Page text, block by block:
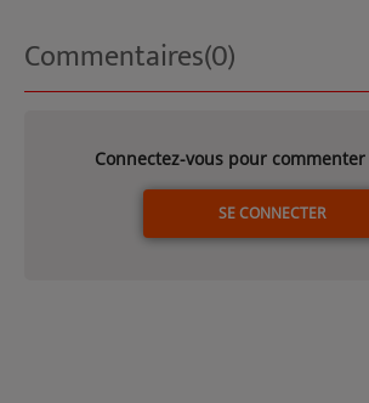
Commentaires(0)
Connectez-vous pour
SE CONNECTER